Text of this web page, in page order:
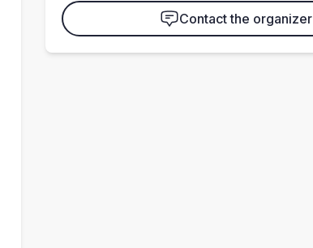
Contact the organizer